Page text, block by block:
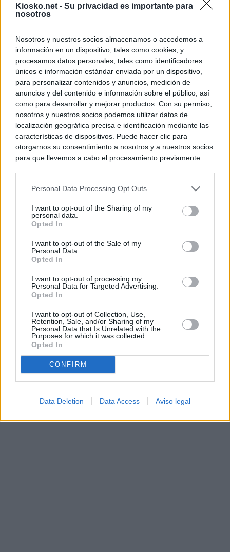
Kiosko.net - Su privacidad es importante para
nosotros
Nosotros y nuestros socios almacenamos o accedemos a
información en un dispositivo, tales como cookies, y
procesamos datos personales, tales como identificadores
únicos e información estándar enviada por un dispositivo,
para personalizar contenidos y anuncios, medición de
anuncios y del contenido e información sobre el público, así
como para desarrollar y mejorar productos. Con su permiso,
nosotros y nuestros socios podemos utilizar datos de
localización geográfica precisa e identificación mediante las
características de dispositivos. Puede hacer clic para
otorgarnos su consentimiento a nosotros y a nuestros socios
para que llevemos a cabo el procesamiento previamente
negar su consentimiento. Tenga en cuenta que algún
de su consentimiento, pero usted tiene el derecho de
rechazar tal procesamiento. Sus preferencias se aplicarán
cualquier momento entrando de nuevo en este sitio web o
visitando nuestra política de privacidad.
Personal Data Processing Opt Outs
I want to opt-out of the Sharing of my
personal data.
Opted In
I want to opt-out of the Sale of my
Personal Data.
Opted In
I want to opt-out of processing my
Personal Data for Targeted Advertising.
Opted In
I want to opt-out of Collection, Use,
Retention, Sale, and/or Sharing of my
Personal Data that Is Unrelated with the
Purposes for which it was collected.
Opted In
CONFIRM
Data Deletion Data Access Aviso legal